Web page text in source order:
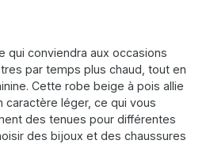
qui conviendra aux occasions
par temps plus chaud, tout en
Cette robe beige à pois allie
caractère léger, ce qui vous
des tenues pour différentes
des bijoux et des chaussures